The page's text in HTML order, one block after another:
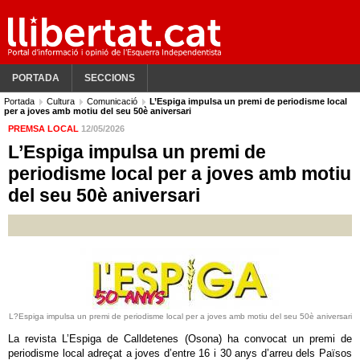
PORTADA SECCIONS
Portada Cultura Comunicació
L’Espiga impulsa un premi de periodisme local
per a joves amb motiu del seu 50è aniversari
PREMSA LOCAL 12/05/2026
L’Espiga impulsa un premi de
periodisme local per a joves amb motiu
del seu 50è aniversari
L?Espiga impulsa un premi de periodisme local per a joves amb motiu del seu 50è aniversari
La revista L’Espiga de Calldetenes (Osona) ha convocat un premi de
periodisme local adreçat a joves d’entre 16 i 30 anys d’arreu dels Països